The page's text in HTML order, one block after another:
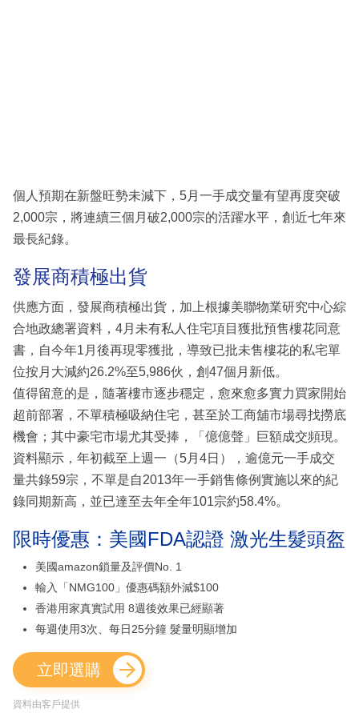
個人預期在新盤旺勢未減下，5月一手成交量有望再度突破
2,000宗，將連續三個月破2,000宗的活躍水平，創近七年來
最長紀錄。
發展商積極出貨
供應方面，發展商積極出貨，加上根據美聯物業研究中心綜
合地政總署資料，4月未有私人住宅項目獲批預售樓花同意
書，自今年1月後再現零獲批，導致已批未售樓花的私宅單
位按月大減約26.2%至5,986伙，創47個月新低。
值得留意的是，隨著樓市逐步穩定，愈來愈多實力買家開始
超前部署，不單積極吸納住宅，甚至於工商舖市場尋找撈底
機會；其中豪宅市場尤其受捧，「億億聲」巨額成交頻現。
資料顯示，年初截至上週一（5月4日），逾億元一手成交
量共錄59宗，不單是自2013年一手銷售條例實施以來的紀
錄同期新高，並已達至去年全年101宗約58.4%。
限時優惠：美國FDA認證 激光生髮頭盔
美國amazon鎖量及評價No. 1
輸入「NMG100」優惠碼額外減$100
香港用家真實試用 8週後效果已經顯著
每週使用3次、每日25分鐘 髮量明顯增加
立即選購
資料由客戶提供